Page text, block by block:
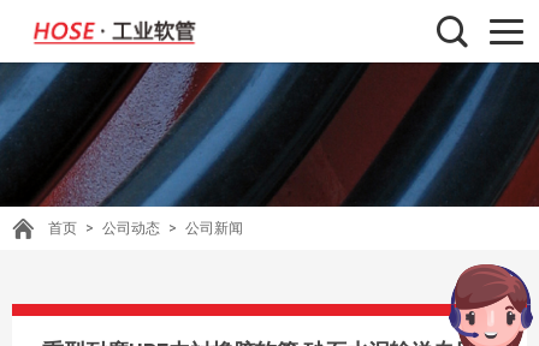
首页 > 公司动态 > 公司新闻